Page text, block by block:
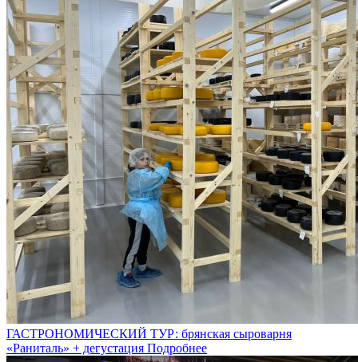
ГАСТРОНОМИЧЕСКИЙ ТУР: брянская сыроварня
«Раниталь» + дегустация Подробнее